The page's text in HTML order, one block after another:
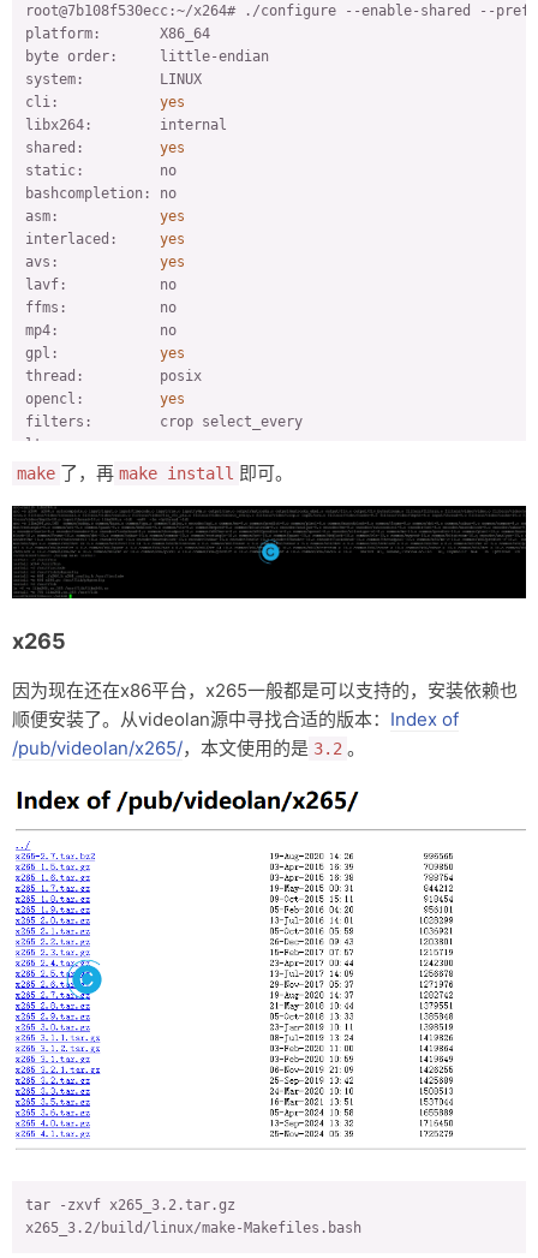
root@7b108f530ecc:~/x264# ./configure --enable-shared --
platform:       X86_64
byte order:     little-endian
system:         LINUX
cli: yes
libx264:        internal
shared: yes
static:         no
bashcompletion: no
asm: yes
interlaced: yes
avs: yes
lavf:           no
ffms:           no
mp4:            no
gpl: yes
thread:         posix
opencl: yes
filters:        crop select_every
lto:            no
debug:          no
strip:          no
PIC: yes
bit depth:      all
chroma format:  all
make 了，再 make install 即可。
x265
因为现在还在x86平台，x265一般都是可以支持的，安装依赖也
顺便安装了。从videolan源中寻找合适的版本： Index of
/pub/videolan/x265/，本文使用的是 3.2 。
tar -zxvf x265_3.2.tar.gz
x265_3.2/build/linux/make-Makefiles.bash